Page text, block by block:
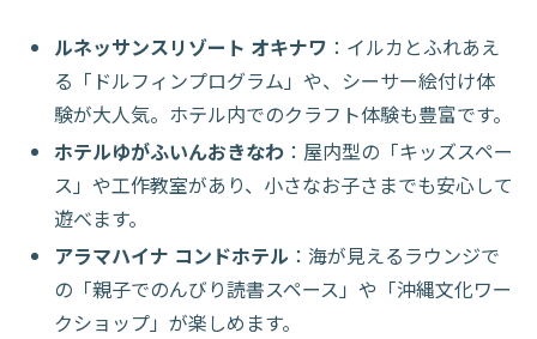
ルネッサンスリゾート オキナワ ：イルカとふれあえ
る「ドルフィンプログラム」や、シーサー絵付け体
験が大人気。ホテル内でのクラフト体験も豊富です。
ホテルゆがふいんおきなわ ：屋内型の「キッズスペー
ス」や工作教室があり、小さなお子さまでも安心して
遊べます。
アラマハイナ コンドホテル ：海が見えるラウンジで
の「親子でのんびり読書スペース」や「沖縄文化ワー
クショップ」が楽しめます。